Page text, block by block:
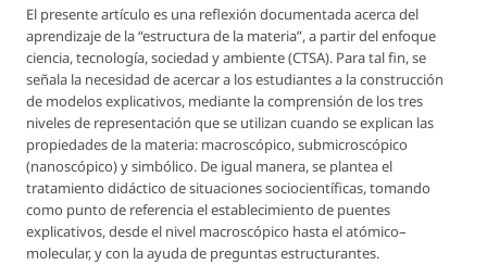
El presente artículo es una reflexión documentada acerca del
aprendizaje de la “estructura de la materia”, a partir del enfoque
ciencia, tecnología, sociedad y ambiente (CTSA). Para tal fin, se
señala la necesidad de acercar a los estudiantes a la construcción
de modelos explicativos, mediante la comprensión de los tres
niveles de representación que se utilizan cuando se explican las
propiedades de la materia: macroscópico, submicroscópico
(nanoscópico) y simbólico. De igual manera, se plantea el
tratamiento didáctico de situaciones sociocientíficas, tomando
como punto de referencia el establecimiento de puentes
explicativos, desde el nivel macroscópico hasta el atómico–
molecular, y con la ayuda de preguntas estructurantes.